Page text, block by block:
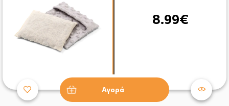
8.99€
Αγορά